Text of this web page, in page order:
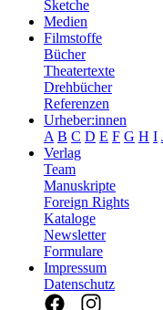
Sketche
Medien
Filmstoffe
Bücher
Theatertexte
Drehbücher
Referenzen
Urheber:innen
A B C D E F G H I
Verlag
Team
Manuskripte
Foreign Rights
Kataloge
Newsletter
Formulare
Impressum
Datenschutz